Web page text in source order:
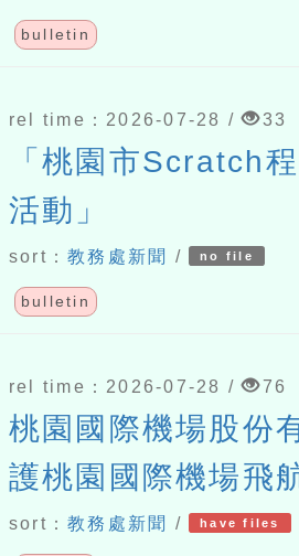
bulletin
rel time：2026-07-28 / 33
「桃園市Scratch
活動」
sort：教務處新聞 / no file
bulletin
rel time：2026-07-28 / 76
桃園國際機場股份
護桃園國際機場飛
各單位遵守民用航
sort：教務處新聞 / have files